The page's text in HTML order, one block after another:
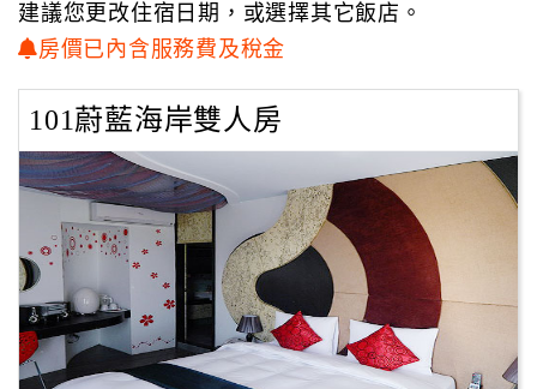
顧
務
客
滿
意
度
建議您更改住宿日期，或選擇其它飯店。
房價已內含服務費及稅金
101蔚藍海岸雙人房